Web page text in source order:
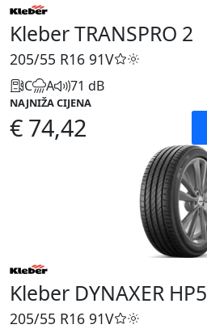
Kleber TRANSPRO 2
205/55 R16 91V
C A 71 dB
NAJNIŽA CIJENA
€ 74,42
Kleber DYNAXER HP5
205/55 R16 91V